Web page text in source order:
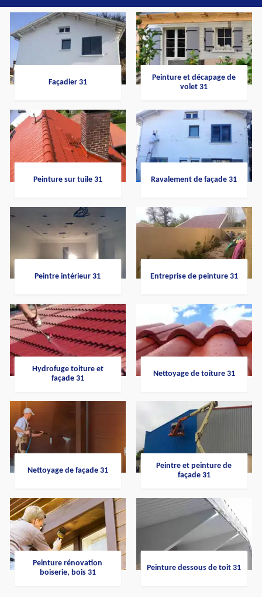
Façadier 31
Peinture et décapage de
volet 31
Peinture sur tuile 31 Ravalement de façade 31
Peintre intérieur 31 Entreprise de peinture 31
Hydrofuge toiture et
façade 31
Nettoyage de toiture 31
Nettoyage de façade 31
Peintre et peinture de
façade 31
Peinture rénovation
boiserie, bois 31
Peinture dessous de toit 31